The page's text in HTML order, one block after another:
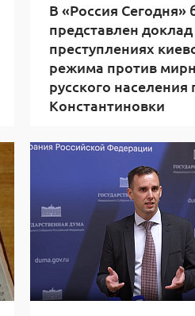
В «Россия Сегодня»
представлен доклад
преступлениях
режима против
русского населения
Константиновки